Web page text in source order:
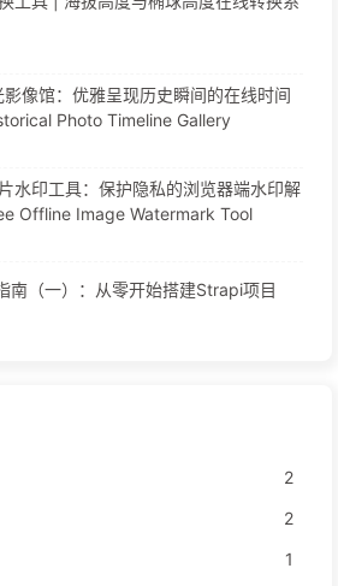
像馆：优雅呈现历史瞬间的在线时间
Photo Timeline Gallery
水印工具：保护隐私的浏览器端水印解
Offline Image Watermark Tool
南（一）：从零开始搭建Strapi项目
2
2
1